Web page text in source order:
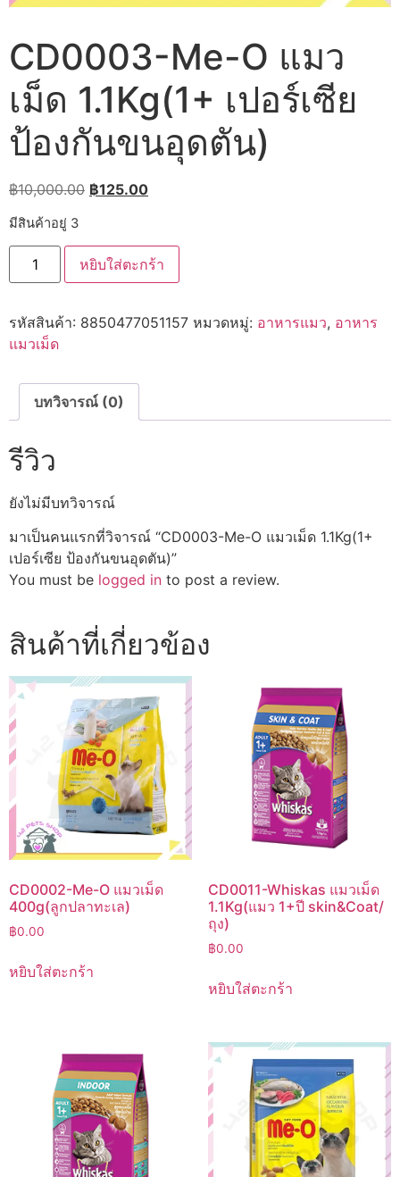
CD0003-Me-O แมว
เม็ด 1.1Kg(1+ เปอร์เซีย
ป้องกันขนอุดตัน)
฿10,000.00 Original
฿10,000.00.
฿125.00Current
฿125.00.
มีสินค้าอยู่ 3
จำนวน
CD0003-
Me-
เม็ด
1.1Kg(1+
เปอร์เซีย
ขน
ชิ้น
หยิบใส่ตะกร้า
รหัสสินค้า: 8850477051157 หมวดหมู่: อาหารแมว, อาหาร
แมวเม็ด
บทวิจารณ์ (0)
รีวิว
ยังไม่มีบทวิจารณ์
มาเป็นคนแรกที่วิจารณ์ “CD0003-Me-O แมวเม็ด 1.1Kg(1+
เปอร์เซีย ป้องกันขนอุดตัน)”
You must be logged in to post a review.
สินค้าที่เกี่ยวข้อง
CD0002-Me-O แมวเม็ด
400g(ลูกปลาทะเล)
฿0.00
หยิบใส่ตะกร้า
CD0011-Whiskas แมวเม็ด
1.1Kg(แมว 1+ปี skin&Coat/
ถุง)
฿0.00
หยิบใส่ตะกร้า